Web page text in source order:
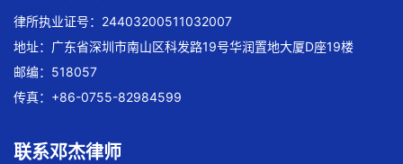
律所执业证号：24403200511032007
地址：广东省深圳市南山区科发路19号华润置地大厦D座19楼
邮编：518057
传真：+86-0755-82984599
联系邓杰律师